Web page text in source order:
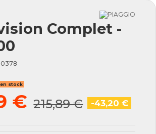
Complet -
stock
€ 215,89 € -43,20 €